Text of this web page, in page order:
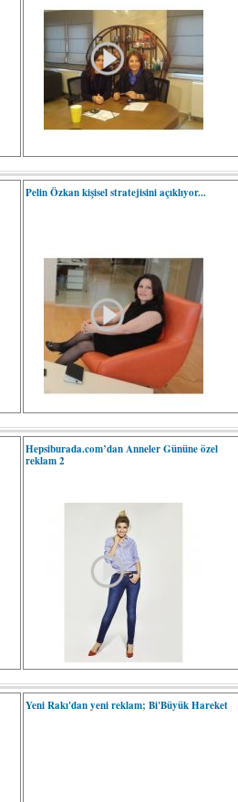
Pelin Özkan kişisel stratejisini açıklıyor...
Hepsiburada.com’dan Anneler Gününe özel
reklam 2
Yeni Rakı'dan yeni reklam; Bi'Büyük Hareket